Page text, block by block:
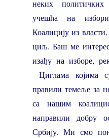
неких
учешћа на
Коалицију из
циљ. Баш ме
изађу на изборе,
Циглама којима
правили темеље за
са нашим
направили добру
Србију. Ми смо